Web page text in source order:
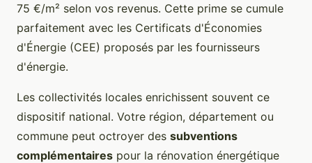
75 €/m² selon vos revenus. Cette prime se cumule
parfaitement avec les Certificats d'Économies
d'Énergie (CEE) proposés par les fournisseurs
d'énergie.
Les collectivités locales enrichissent souvent ce
dispositif national. Votre région, département ou
commune peut octroyer des subventions
complémentaires pour la rénovation énergétique